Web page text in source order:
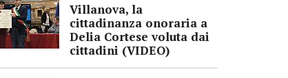
Villanova, la
cittadinanza onoraria a
Delia Cortese voluta dai
cittadini (VIDEO)